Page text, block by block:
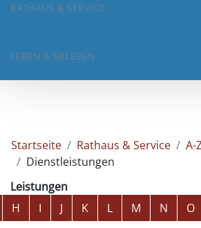
RATHAUS & SERVICE
LEBEN & ERLEBEN
Startseite Rathaus & Service
A-
Dienstleistungen
Leistungen
Alphabetisches Register überspringen
H I J K L M N O